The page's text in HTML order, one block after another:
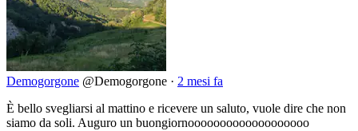
Demogorgone @Demogorgone · 2 mesi fa
È bello svegliarsi al mattino e ricevere un saluto, vuole dire che non
siamo da soli. Auguro un buongiornooooooooooooooooooo